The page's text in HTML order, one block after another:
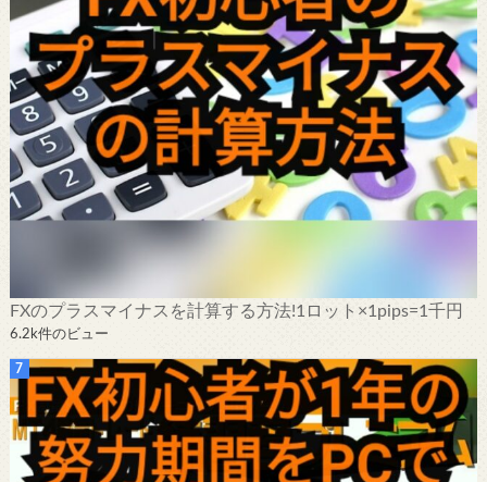
FXのプラスマイナスを計算する方法!1ロット×1pips=1千円
6.2k件のビュー